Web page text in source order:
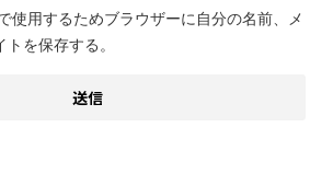
使用するためブラウザーに自分の名前、メ
を保存する。